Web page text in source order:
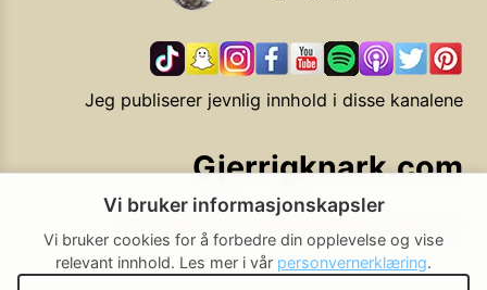
Jeg publiserer jevnlig innhold i disse kanalene
Gjerrigknark.com
Ekstra smarte forbrukervalg
Vi bruker informasjonskapsler
Vi bruker cookies for å forbedre din opplevelse og vise
relevant innhold. Les mer i vår personvernerklæring.